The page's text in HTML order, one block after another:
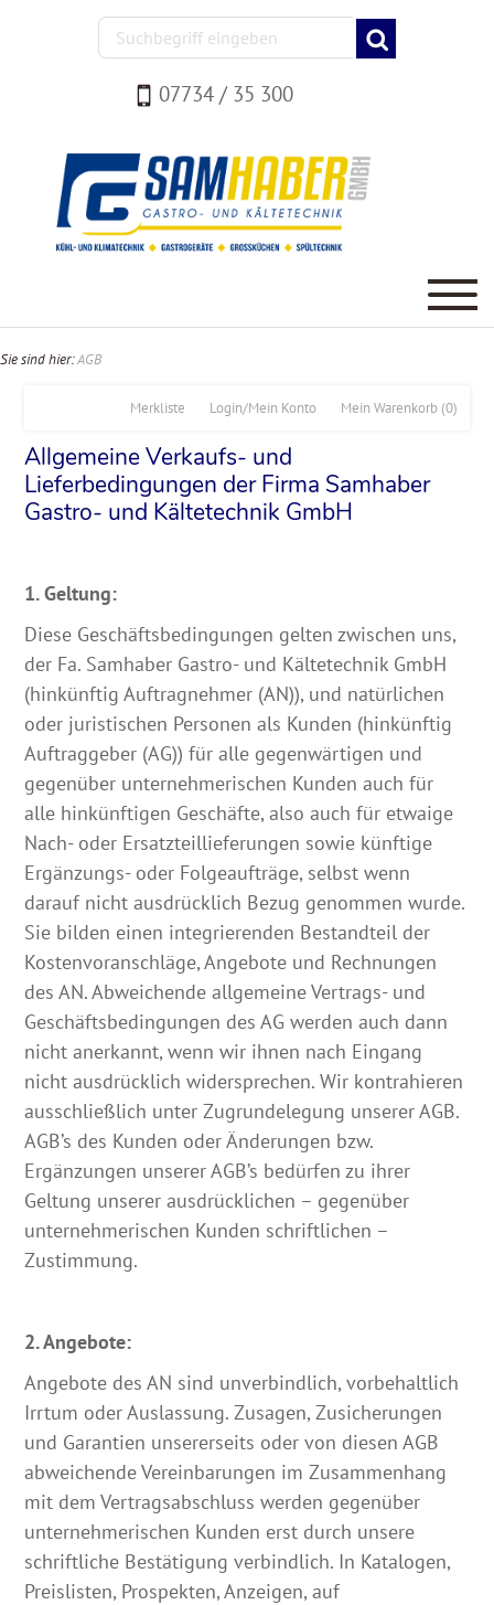
07734 / 35 300
Sie sind hier:AGB
Mein Warenkorb (0)
Login/Mein Konto
Merkliste
Allgemeine Verkaufs- und
Lieferbedingungen der Firma Samhaber
Gastro- und Kältetechnik GmbH
1. Geltung:
Diese Geschäftsbedingungen gelten zwischen uns,
der Fa. Samhaber Gastro- und Kältetechnik GmbH
(hinkünftig Auftragnehmer (AN)), und natürlichen
oder juristischen Personen als Kunden (hinkünftig
Auftraggeber (AG)) für alle gegenwärtigen und
gegenüber unternehmerischen Kunden auch für
alle hinkünftigen Geschäfte, also auch für etwaige
Nach- oder Ersatzteillieferungen sowie künftige
Ergänzungs- oder Folgeaufträge, selbst wenn
darauf nicht ausdrücklich Bezug genommen wurde.
Sie bilden einen integrierenden Bestandteil der
Kostenvoranschläge, Angebote und Rechnungen
des AN. Abweichende allgemeine Vertrags- und
Geschäftsbedingungen des AG werden auch dann
nicht anerkannt, wenn wir ihnen nach Eingang
nicht ausdrücklich widersprechen. Wir kontrahieren
ausschließlich unter Zugrundelegung unserer AGB.
AGB’s des Kunden oder Änderungen bzw.
Ergänzungen unserer AGB’s bedürfen zu ihrer
Geltung unserer ausdrücklichen – gegenüber
unternehmerischen Kunden schriftlichen –
Zustimmung.
2. Angebote:
Angebote des AN sind unverbindlich, vorbehaltlich
Irrtum oder Auslassung. Zusagen, Zusicherungen
und Garantien unsererseits oder von diesen AGB
abweichende Vereinbarungen im Zusammenhang
mit dem Vertragsabschluss werden gegenüber
unternehmerischen Kunden erst durch unsere
schriftliche Bestätigung verbindlich. In Katalogen,
Preislisten, Prospekten, Anzeigen, auf